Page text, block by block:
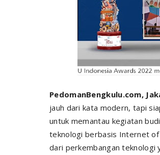
PedomanBengkulu.com,
jauh dari kata modern, tapi
untuk memantau kegiatan
teknologi berbasis Internet of
dari perkembangan teknologi